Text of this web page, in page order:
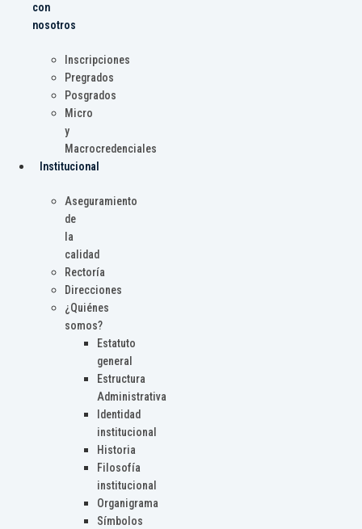
con
nosotros
Inscripciones
Pregrados
Posgrados
Micro
y
Macrocredenciales
Institucional
Aseguramiento
de
la
calidad
Rectoría
Direcciones
¿Quiénes
somos?
Estatuto
general
Estructura
Administrativa
Identidad
institucional
Historia
Filosofía
institucional
Organigrama
Símbolos